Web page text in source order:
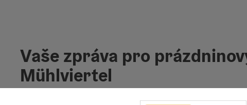
Vaše zpráva pro
Mühlviertel